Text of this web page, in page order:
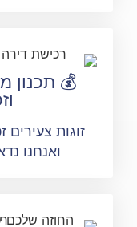
💰 תכנון מס
וזכאות
זוגות צעירים זכאים
ואנחנו נדאג